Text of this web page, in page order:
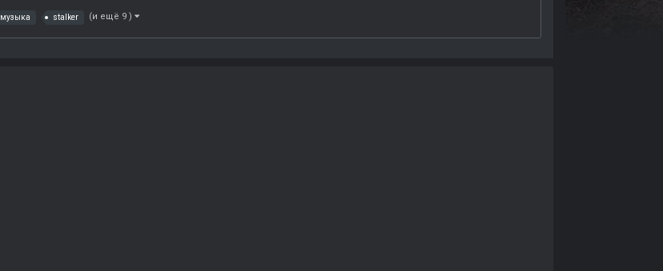
музыка stalker (и ещё 9 )